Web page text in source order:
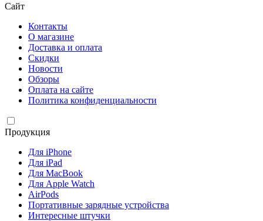
Сайт
Контакты
О магазине
Доставка и оплата
Скидки
Новости
Обзоры
Оплата на сайте
Политика конфиденциальности
Продукция
Для iPhone
Для iPad
Для MacBook
Для Apple Watch
AirPods
Портативные зарядные устройства
Интересные штучки